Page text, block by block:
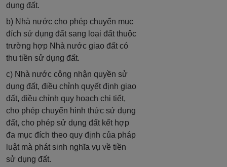
dụng đất.
b) Nhà nước cho phép chuyển mục
đích sử dụng đất sang loại đất thuộc
trường hợp Nhà nước giao đất có
thu tiền sử dụng đất.
c) Nhà nước công nhận quyền sử
dụng đất, điều chỉnh quyết định giao
đất, điều chỉnh quy hoạch chi tiết,
cho phép chuyển hình thức sử dụng
đất, cho phép sử dụng đất kết hợp
đa mục đích theo quy định của pháp
luật mà phát sinh nghĩa vụ về tiền
sử dụng đất.